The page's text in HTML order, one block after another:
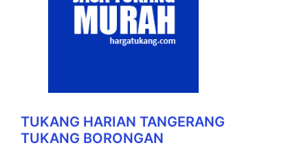
TUKANG HARIAN TANGERANG
TUKANG BORONGAN